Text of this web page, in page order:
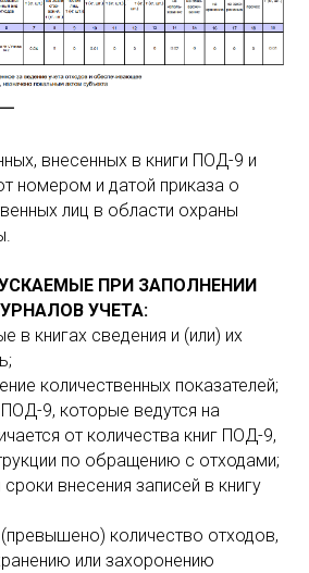
внесенных в книги ПОД-9 и
номером и датой приказа о
лиц в области охраны
ПРИ ЗАПОЛНЕНИИ
УЧЕТА:
в книгах сведения и (или) их
количественных показателей;
ПОД-9, которые ведутся на
от количества книг ПОД-9,
по обращению с отходами;
внесения записей в книгу
количество отходов,
или захоронению